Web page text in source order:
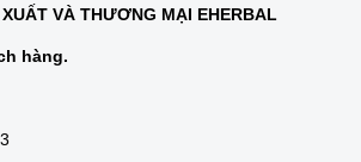
VÀ THƯƠNG MẠI EHERBAL
hàng.